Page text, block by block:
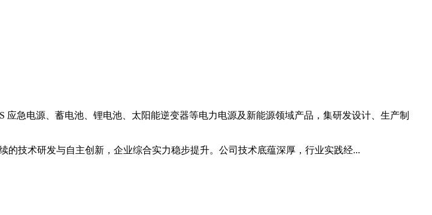
电源、蓄电池、锂电池、太阳能逆变器等电力电源及新能源领域产品，集研发设计、生产制
技术研发与自主创新，企业综合实力稳步提升。公司技术底蕴深厚，行业实践经...